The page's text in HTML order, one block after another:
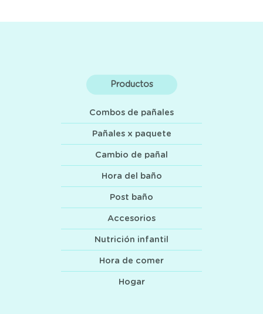
Productos
Combos de pañales
Pañales x paquete
Cambio de pañal
Hora del baño
Post baño
Accesorios
Nutrición infantil
Hora de comer
Hogar